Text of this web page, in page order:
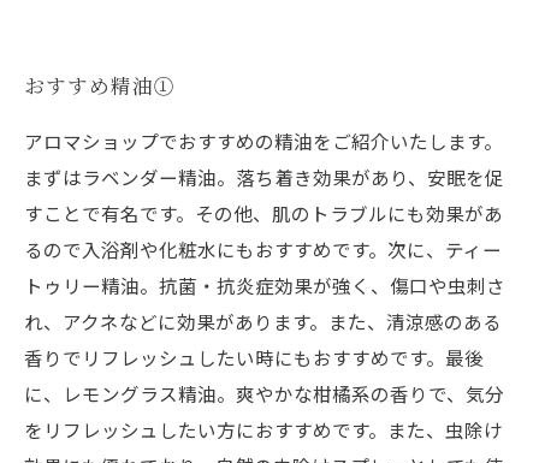
おすすめ精油①
アロマショップでおすすめの精油をご紹介いたします。
まずはラベンダー精油。落ち着き効果があり、安眠を促
すことで有名です。その他、肌のトラブルにも効果があ
るので入浴剤や化粧水にもおすすめです。次に、ティー
トゥリー精油。抗菌・抗炎症効果が強く、傷口や虫刺さ
れ、アクネなどに効果があります。また、清涼感のある
香りでリフレッシュしたい時にもおすすめです。最後
に、レモングラス精油。爽やかな柑橘系の香りで、気分
をリフレッシュしたい方におすすめです。また、虫除け